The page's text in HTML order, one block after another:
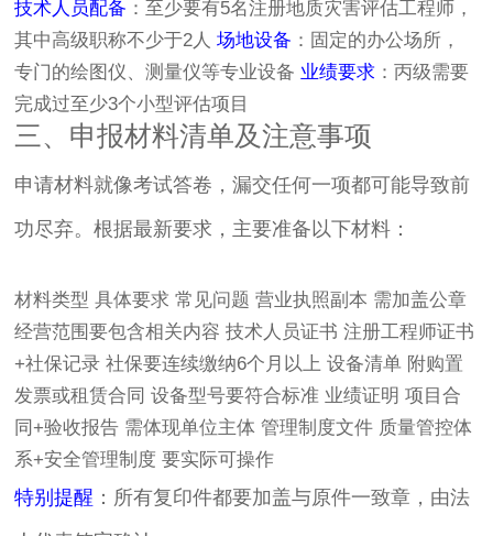
技术人员配备 ：至少要有5名注册地质灾害评估工程师，
其中高级职称不少于2人场地设备 ：固定的办公场所，
专门的绘图仪、测量仪等专业设备 业绩要求 ：丙级需要
完成过至少3个小型评估项目
三、申报材料清单及注意事项
申请材料就像考试答卷，漏交任何一项都可能导致前
功尽弃。根据最新要求，主要准备以下材料：
材料类型 具体要求 常见问题 营业执照副本 需加盖公章
经营范围要包含相关内容 技术人员证书 注册工程师证书
+社保记录 社保要连续缴纳6个月以上 设备清单 附购置
发票或租赁合同 设备型号要符合标准 业绩证明 项目合
同+验收报告 需体现单位主体 管理制度文件 质量管控体
系+安全管理制度 要实际可操作
特别提醒 ：所有复印件都要加盖与原件一致章，由法